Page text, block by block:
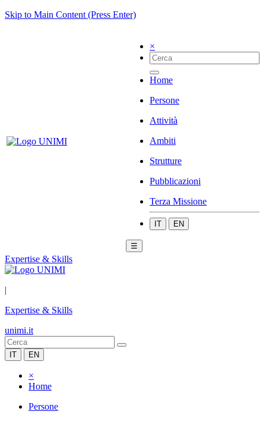
Skip to Main Content (Press Enter)
×
Home
Persone
Attività
Ambiti
Strutture
Pubblicazioni
Terza Missione
IT EN
☰
Expertise & Skills
|
Expertise & Skills
unimi.it
IT EN
×
Home
Persone